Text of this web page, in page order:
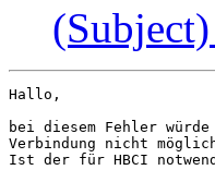
Hallo,
bei diesem Fehler
Verbindung nicht
Ist der für HBCI